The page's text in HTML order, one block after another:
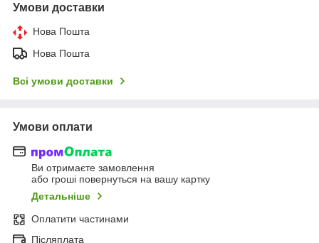
Умови доставки
Нова Пошта
Нова Пошта
Всі умови доставки
Умови оплати
Ви отримаєте замовлення
або гроші повернуться на вашу картку
Детальніше
Оплатити частинами
Післяплата